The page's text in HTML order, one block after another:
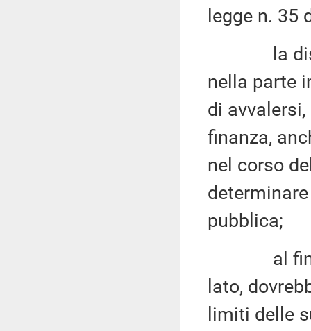
legge n. 35
la
nella parte
di
finanza,
nel corso
pubblica;
al fine di
lato,
limiti delle